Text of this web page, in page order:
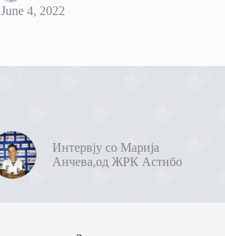
June 4, 2022
Интервју со Марија
Анчева,од ЖРК Астибо